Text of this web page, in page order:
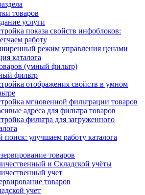
товаров
услуги
показа свойств инфоблоков:
работу
режим управления ценами
каталога
(умный фильтр)
фильтр
отображения свойств в умном
мгновенной фильтрации товаров
адреса для фильтра товаров
фильтра для загруженного
поиск: улучшаем работу каталога
товаров
и Складской учёты
учет
товаров
учет